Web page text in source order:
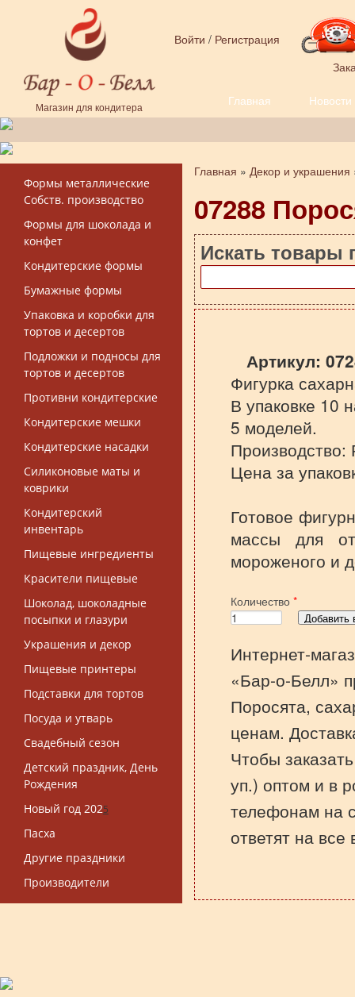
Перейти к основному содержанию
Магазин для кондитера
Войти / Регистрация
Главная Новости
Форма поиска
Формы металлические
Собств. производство
Формы для шоколада и
конфет
Кондитерские формы
Бумажные формы
Упаковка и коробки для
тортов и десертов
Подложки и подносы для
тортов и десертов
Противни кондитерские
Кондитерские мешки
Кондитерские насадки
Силиконовые маты и
коврики
Кондитерский
инвентарь
Пищевые ингредиенты
Красители пищевые
Шоколад, шоколадные
посыпки и глазури
Украшения и декор
Пищевые принтеры
Подставки для тортов
Посуда и утварь
Свадебный сезон
Детский праздник, День
Рождения
Новый год 2025
Пасха
Другие праздники
Производители
Вы здесь
Главная » Декор и украшения
07288
Искать товары
Артикул:
Фигурка
В упаковке 10
5 моделей.
Производство:
Цена за
Готовое
массы для
мороженого и
Количество *
Интернет-
«Бар-о-Белл»
Поросята,
ценам.
Чтобы
уп.) оптом и в
телефонам на
ответят на все